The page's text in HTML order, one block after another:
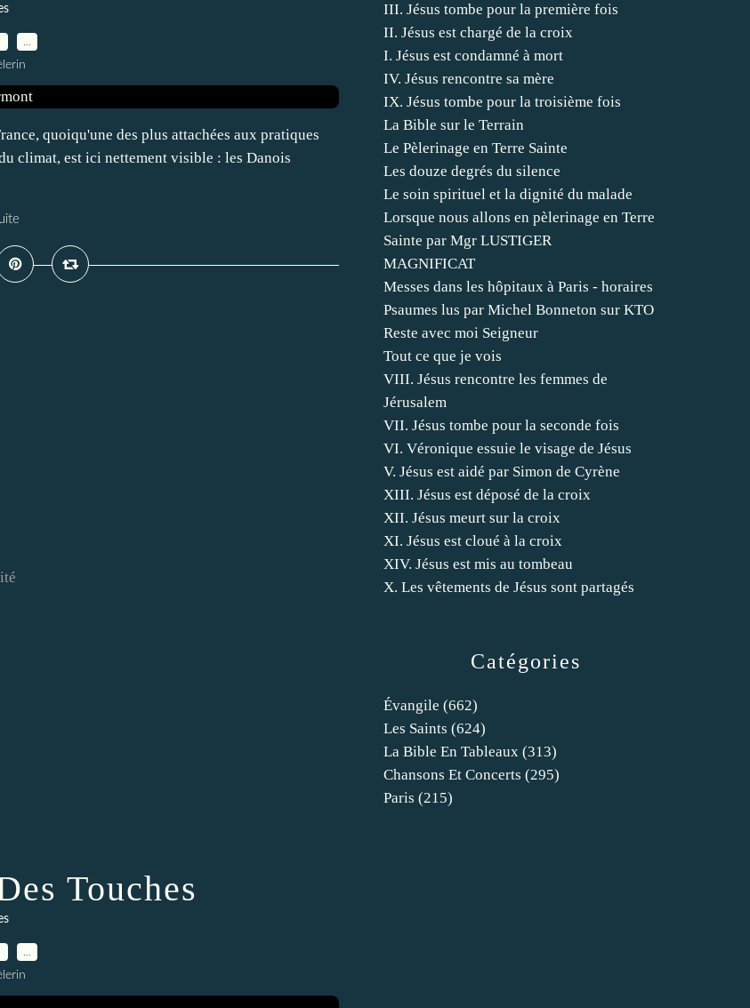
quoiqu'une des plus attachées aux pratiques
climat, est ici nettement visible : les Danois
Touches
Catégories
Évangile (662)
Les Saints (624)
La Bible En Tableaux (313)
Chansons Et Concerts (295)
Paris (215)
III. Jésus tombe pour la première fois
II. Jésus est chargé de la croix
I. Jésus est condamné à mort
IV. Jésus rencontre sa mère
IX. Jésus tombe pour la troisième fois
La Bible sur le Terrain
Le Pèlerinage en Terre Sainte
Les douze degrés du silence
Le soin spirituel et la dignité du malade
Lorsque nous allons en pèlerinage en Terre
Sainte par Mgr LUSTIGER
MAGNIFICAT
Messes dans les hôpitaux à Paris - horaires
Psaumes lus par Michel Bonneton sur KTO
Reste avec moi Seigneur
Tout ce que je vois
VIII. Jésus rencontre les femmes de
Jérusalem
VII. Jésus tombe pour la seconde fois
VI. Véronique essuie le visage de Jésus
V. Jésus est aidé par Simon de Cyrène
XIII. Jésus est déposé de la croix
XII. Jésus meurt sur la croix
XI. Jésus est cloué à la croix
XIV. Jésus est mis au tombeau
X. Les vêtements de Jésus sont partagés